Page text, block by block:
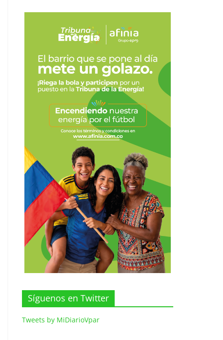
Síguenos en Twitter
Tweets by MiDiarioVpar